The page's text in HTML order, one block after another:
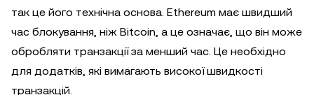
так це його технічна основа. Ethereum має швидший
час блокування, ніж Bitcoin, а це означає, що він може
обробляти транзакції за менший час. Це необхідно
для додатків, які вимагають високої швидкості
транзакцій.